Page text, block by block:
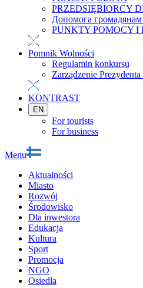
PRZEDSIĘBIORCY
Допомога громадянам
PUNKTY POMOCY I
Pomnik Wolności
Regulamin konkursu
Zarządzenie Prezydenta
KONTRAST
EN
For tourists
For business
Menu
Aktualności
Miasto
Rozwój
Środowisko
Dla inwestora
Edukacja
Kultura
Sport
Promocja
NGO
Osiedla